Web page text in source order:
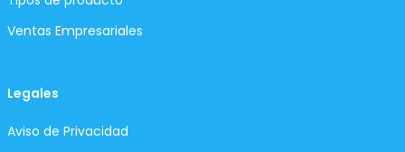
Ventas Empresariales
Legales
Aviso de Privacidad